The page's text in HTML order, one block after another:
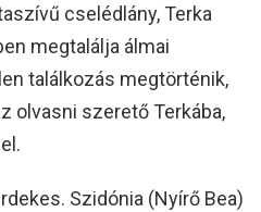
cselédlány, Terka
megtalálja álmai
találkozás megtörténik,
olvasni szerető Terkába,
Szidónia (Nyírő Bea)